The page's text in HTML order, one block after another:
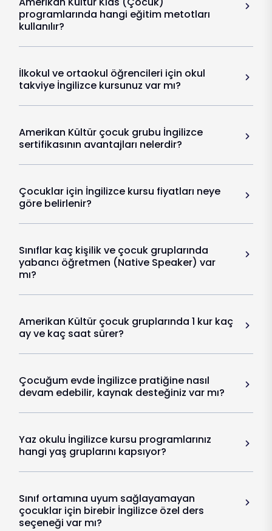
programlarında hangi eğitim metotları
kullanılır?
İlkokul ve ortaokul öğrencileri için okul
takviye İngilizce kursunuz var mı?
Amerikan Kültür çocuk grubu İngilizce
sertifikasının avantajları nelerdir?
Çocuklar için İngilizce kursu fiyatları neye
göre belirlenir?
Sınıflar kaç kişilik ve çocuk gruplarında
yabancı öğretmen (Native Speaker) var
mı?
Amerikan Kültür çocuk gruplarında 1 kur kaç
ay ve kaç saat sürer?
Çocuğum evde İngilizce pratiğine nasıl
devam edebilir, kaynak desteğiniz var mı?
Yaz okulu İngilizce kursu programlarınız
hangi yaş gruplarını kapsıyor?
Sınıf ortamına uyum sağlayamayan
çocuklar için birebir İngilizce özel ders
seçeneği var mı?